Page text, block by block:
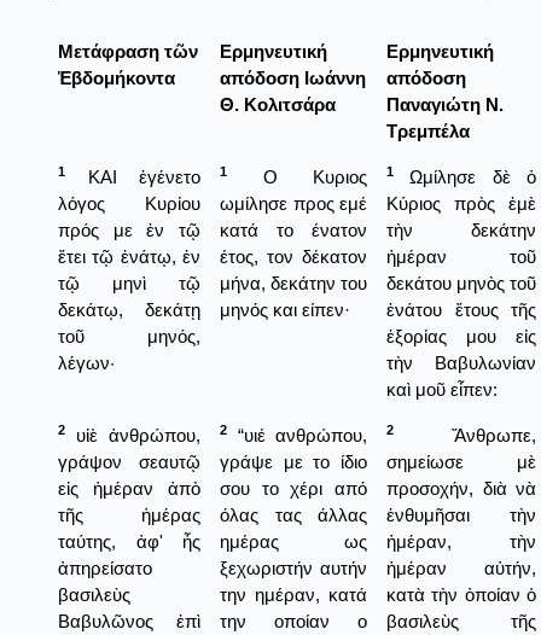
Μετάφραση τῶν
Ἑβδομήκοντα
Ερμηνευτική
απόδοση Ιωάννη
Θ. Κολιτσάρα
Ερμηνευτική
απόδοση
Παναγιώτη Ν.
Τρεμπέλα
1
ΚΑΙ ἐγένετο
λόγος Κυρίου
πρός με ἐν τῷ
ἔτει τῷ ἐνάτῳ, ἐν
τῷ μηνὶ τῷ
δεκάτῳ, δεκάτῃ
τοῦ μηνός,
λέγων·
1
Ο Κυριος
ωμίλησε προς εμέ
κατά το ένατον
έτος, τον δέκατον
μήνα, δεκάτην του
μηνός και είπεν·
1
Ωμίλησε δὲ ὁ
Κύριος πρὸς ἐμὲ
τὴν δεκάτην
ἡμέραν τοῦ
δεκάτου μηνὸς τοῦ
ἐνάτου ἔτους τῆς
ἐξορίας μου εἰς
τὴν Βαβυλωνίαν
καὶ μοῦ εἶπεν:
2
υἱὲ ἀνθρώπου,
γράψον σεαυτῷ
εἰς ἡμέραν ἀπὸ
τῆς ἡμέρας
ταύτης, ἀφ' ἧς
ἀπηρείσατο
βασιλεὺς
Βαβυλῶνος ἐπὶ
2
“υιέ ανθρώπου,
γράψε με το ίδιο
σου το χέρι από
όλας τας άλλας
ημέρας ως
ξεχωριστήν αυτήν
την ημέραν, κατά
την οποίαν ο
2
Ἄνθρωπε,
σημείωσε μὲ
προσοχήν, διὰ νὰ
ἐνθυμῆσαι τὴν
ἡμέραν, τὴν
ἡμέραν αὐτήν,
κατὰ τὴν ὁποίαν ὁ
βασιλεὺς τῆς